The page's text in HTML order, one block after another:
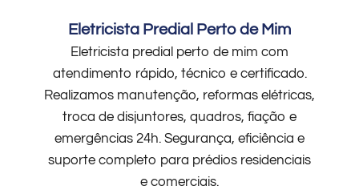
Eletricista Predial Perto de Mim
Eletricista predial perto de mim com
atendimento rápido, técnico e certificado.
Realizamos manutenção, reformas elétricas,
troca de disjuntores, quadros, fiação e
emergências 24h. Segurança, eficiência e
suporte completo para prédios residenciais
e comerciais.